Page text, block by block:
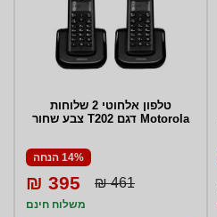
טלפון אלחוטי 2 שלוחות
Motorola דגם T202 צבע שחור
14% הנחה
461 ₪
395 ₪
משלוח חינם